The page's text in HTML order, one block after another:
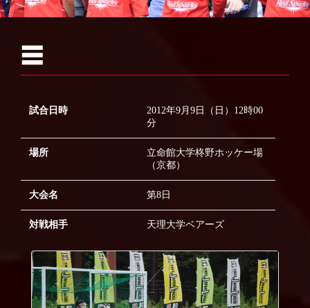
2025
2020
2018
2017
☰
試合日時
2012年9月9日（日）12時00
分
場所
立命館大学柊野ホッケー場
（京都）
大会名 第8日
対戦相手 天理大学ベアーズ